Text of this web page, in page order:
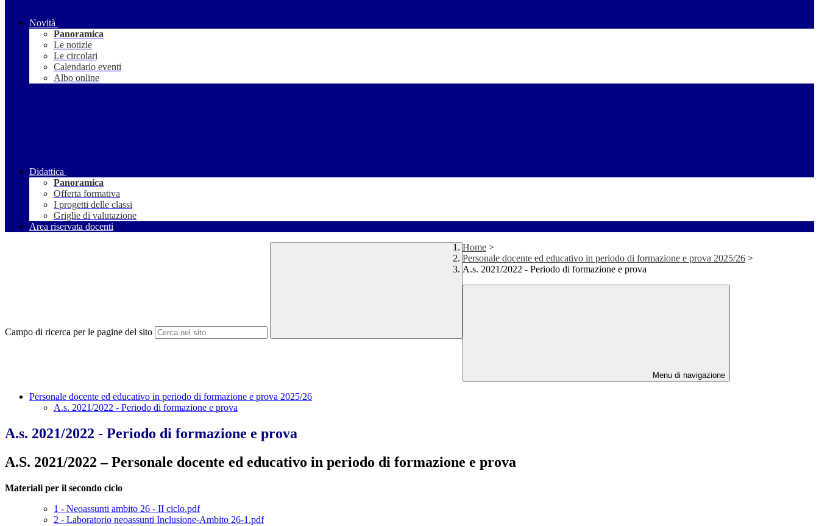
Novità
Panoramica
Le notizie
Le circolari
Calendario eventi
Albo online
Didattica
Panoramica
Offerta formativa
I progetti delle classi
Griglie di valutazione
Area riservata docenti
Campo di ricerca per le pagine del sito
Home >
Personale docente ed educativo in periodo di formazione e prova 2025/26 >
A.s. 2021/2022 - Periodo di formazione e prova
Menu di navigazione
Personale docente ed educativo in periodo di formazione e prova 2025/26
A.s. 2021/2022 - Periodo di formazione e prova
A.s. 2021/2022 - Periodo di formazione e prova
A.S. 2021/2022 – Personale docente ed educativo in periodo di formazione e prova
Materiali per il secondo ciclo
1 - Neoassunti ambito 26 - II ciclo.pdf
2 - Laboratorio neoassunti Inclusione-Ambito 26-1.pdf